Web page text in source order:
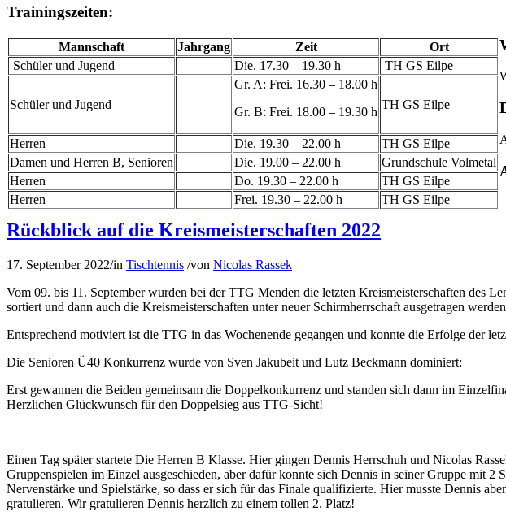
Trainingszeiten:
Mannschaft Jahrgang Zeit
Ort
Schüler und Jugend
Die. 17.30 – 19.30 h TH GS Eilpe
Schüler und Jugend
Gr. A: Frei. 16.30 – 18.00 h
Gr. B: Frei. 18.00 – 19.30 h
TH GS Eilpe
Herren Die. 19.30 – 22.00 h
TH GS Eilpe
Damen und Herren B, Senioren
Die. 19.00 – 22.00 h
Grundschule Volmetal
Herren
Do. 19.30 – 22.00 h
TH GS Eilpe
Herren
Frei. 19.30 – 22.00 h TH GS Eilpe
Rückblick auf die Kreismeisterschaften 2022
17. September 2022/in Tischtennis /von Nicolas Rassek
Vom 09. bis 11. September wurden bei der TTG Menden die letzten Kreismeisterschaften des
sortiert und dann auch die Kreismeisterschaften unter neuer Schirmherrschaft ausgetragen
Entsprechend motiviert ist die TTG in das Wochenende gegangen und konnte die Erfolge der
Die Senioren Ü40 Konkurrenz wurde von Sven Jakubeit und Lutz Beckmann dominiert:
Erst gewannen die Beiden gemeinsam die Doppelkonkurrenz und standen sich dann im
Herzlichen Glückwunsch für den Doppelsieg aus TTG-Sicht!
Einen Tag später startete Die Herren B Klasse. Hier gingen Dennis Herrschuh und Nicolas
Gruppenspielen im Einzel ausgeschieden, aber dafür konnte sich Dennis in seiner Gruppe mit
Nervenstärke und Spielstärke, so dass er sich für das Finale qualifizierte. Hier musste Dennis
gratulieren. Wir gratulieren Dennis herzlich zu einem tollen 2. Platz!